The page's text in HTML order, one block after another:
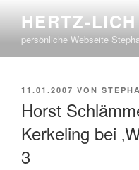
springen
HERTZ-
persönliche Webseite
VERÖFFENTLICHT
11.01.2007 VON
Horst
Kerkeling bei
3